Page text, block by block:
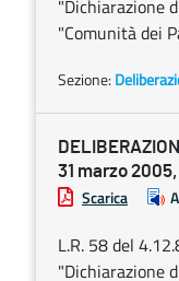
"Dichiarazione
"Comunità dei
Sezione:
31 marzo
Scarica
L.R. 58 del
"Dichiarazione